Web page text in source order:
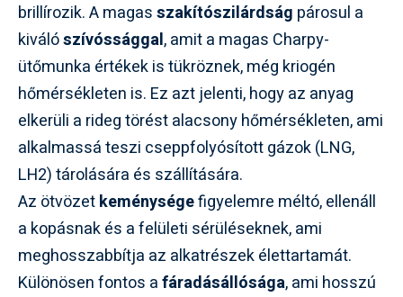
brillírozik. A magasszakítószilárdság párosul a
kiválószívóssággal, amit a magas Charpy-
ütőmunka értékek is tükröznek, még kriogén
hőmérsékleten is. Ez azt jelenti, hogy az anyag
elkerüli a rideg törést alacsony hőmérsékleten, ami
alkalmassá teszi cseppfolyósított gázok (LNG,
LH2) tárolására és szállítására.
Az ötvözetkeménységefigyelemre méltó, ellenáll
a kopásnak és a felületi sérüléseknek, ami
meghosszabbítja az alkatrészek élettartamát.
Különösen fontos afáradásállósága, ami hosszú